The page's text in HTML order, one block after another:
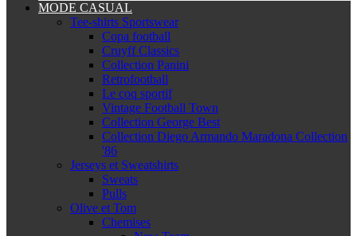
MODE CASUAL
Tee-shirts Sportswear
Copa football
Cruyff Classics
Collection Panini
Retrofootball
Le coq sportif
Vintage Football Town
Collection George Best
Collection Diego Armando Maradona Collection
'86
Jerseys et Sweatshirts
Sweats
Pulls
Olive et Tom
Chemises